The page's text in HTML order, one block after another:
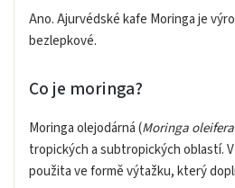
Ano. Ajurvédské kafe Moringa je
bezlepkové.
Co je moringa?
Moringa olejodárná (Moringa oleifera
tropických a subtropických oblastí.
použita ve formě výtažku, který